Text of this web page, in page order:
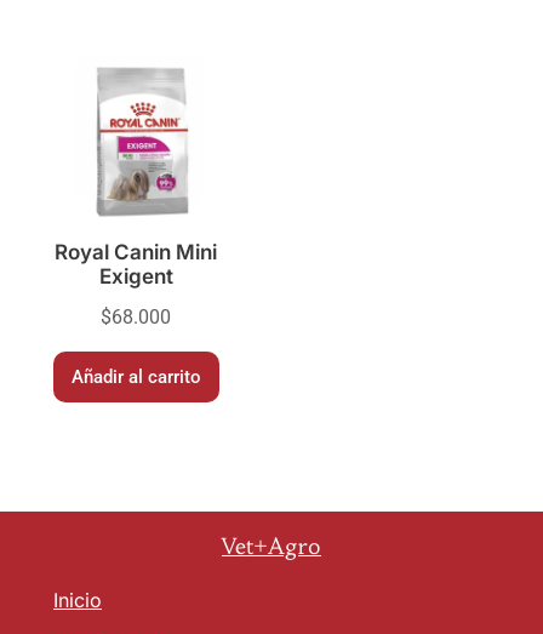
Royal Canin Mini
Exigent
$68.000
Añadir al carrito
Vet+Agro
Inicio